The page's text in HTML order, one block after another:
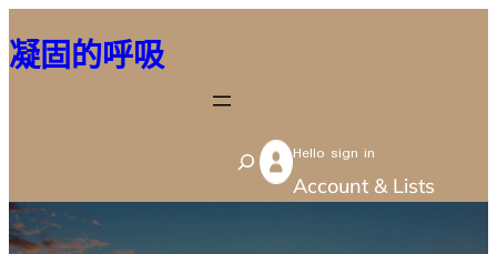
至
容
凝固的呼吸
S
e
Hello sign in
Account & Lists